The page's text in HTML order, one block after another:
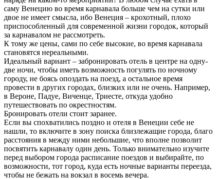
саму Венецию во время карнавала больше чем на сутки или
двое не имеет смысла, ибо Венеция – крохотный, плохо
приспособленный для современной жизни городок, который
за карнавалом не рассмотреть.
К тому же цены, сами по себе высокие, во время карнавала
становятся нереальными.
Идеальный вариант – забронировать отель в центре на одну-
две ночи, чтобы иметь возможность погулять по ночному
городу, не боясь опоздать на поезд, а остальное время
провести в других городах, близких или не очень. Например,
в Вероне, Падуе, Виченце, Триесте, откуда удобно
путешествовать по окрестностям.
Бронировать отели стоит заранее.
Если вы спохватились поздно и отеля в Венеции себе не
нашли, то включите в зону поиска близлежащие города, благо
расстояния в между ними небольшие, что вполне позволит
посвятить карнавалу один день. Только внимательно изучите
перед выбором города расписание поездов и выбирайте, по
возможности, тот город, куда есть ночные варианты переезда,
чтобы не бежать на вокзал в восемь вечера.